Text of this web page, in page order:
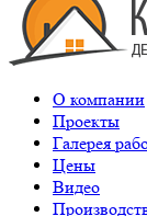
О компании
Проекты
Галерея
Цены
Видео